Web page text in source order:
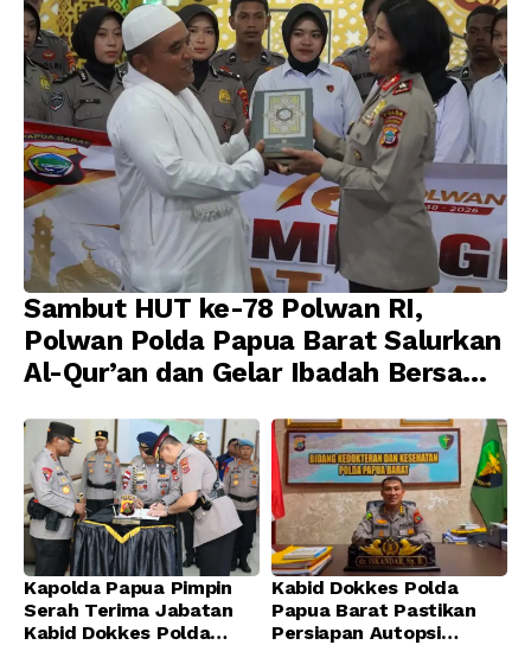
Sambut HUT ke-78 Polwan RI,
Polwan Polda Papua Barat Salurkan
Al-Qur’an dan Gelar Ibadah Bersama
Kapolda Papua Pimpin
Serah Terima Jabatan
Kabid Dokkes Polda
Kabid Dokkes Polda
Papua Barat Pastikan
Persiapan Autopsi